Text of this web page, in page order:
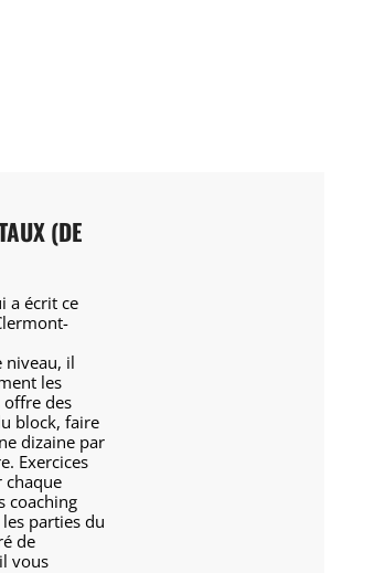
(DE
a écrit ce
niveau, il
les
offre des
block, faire
dizaine par
Exercices
chaque
coaching
parties du
de
vous